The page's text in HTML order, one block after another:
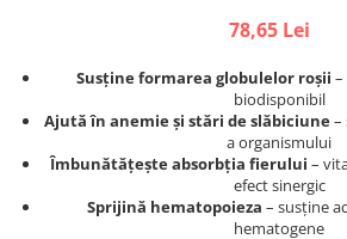
Hrană umedă
Hrană uscată
Igienă orală
Hrană umedă
Hrană uscată
Igienă orală
78,65 Lei
Susține formarea globulelor roșii
biodisponibil
Ajută în anemie și stări de slăbiciune–
a organismului
Îmbunătățește absorbția fierului –
efect sinergic
Sprijină hematopoieza – susține
hematogene